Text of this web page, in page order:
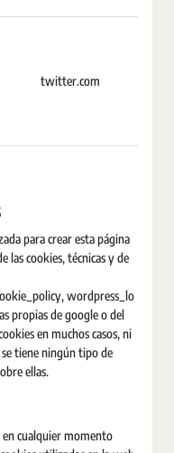
twitter.com
para crear esta página
las cookies, técnicas y de
wordpress_lo
propias de google o del
en muchos casos, ni
tiene ningún tipo de
ellas.
en cualquier momento